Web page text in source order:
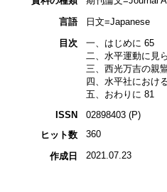
言語
日文=Japanese
目次
一、はじめに 65
二、水平運動に見
三、西光万吉の親
四、水平社におけ
五、おわりに 81
ISSN
02898403 (P)
ヒット数
360
作成日 2021.07.23